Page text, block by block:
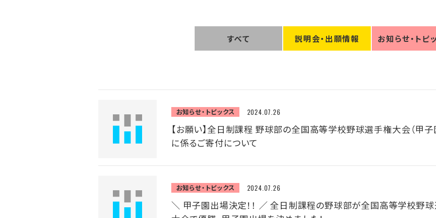
すべて 説明会・ 出願情報 お知らせ・ トピ
お知らせ・トピックス 2024.07.26
【お願い】全日制課程 野球部の全国高等学校野球選手権大会（甲子
に係るご寄付について
お知らせ・トピックス 2024.07.26
＼ 甲子園出場決定！！ ／ 全日制課程の野球部が全国高等学校野